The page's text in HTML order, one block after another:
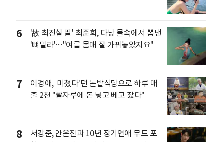
6
'故 최진실 딸' 최준희, 다낭 물속에서 뽐낸
'뼈말라'…"여름 몸매 잘 가꿔놓았지요"
7
이경애, '미쳤다'던 논밭식당으로 하루 매
출 2천 "쌀자루에 돈 넣고 베고 잤다"
8
서강준, 안은진과 10년 장기연애 무드 포